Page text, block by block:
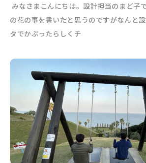
みなさまこんにちは。設計担当のまど
の花の事を書いたと思うのですがなんと
タでかぶったらしくチ